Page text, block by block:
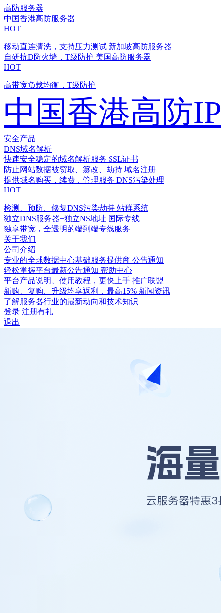
高防服务器
中国香港高防服务器
HOT
移动直连清洗，支持压力测试 新加坡高防服务器
自研抗D防火墙，T级防护 美国高防服务器
HOT
高带宽负载均衡，T级防护
中国香港高防IP
安全产品
DNS域名解析
快速安全稳定的域名解析服务 SSL证书
防止网站数据被窃取、篡改、劫持 域名注册
提供域名购买，续费，管理服务 DNS污染处理
HOT
检测、预防、修复DNS污染劫持 站群系统
独立DNS服务器+独立NS地址 国际专线
独享带宽，全透明的端到端专线服务
关于我们
公司介绍
专业的全球数据中心基础服务提供商 公告通知
轻松掌握平台最新公告通知 帮助中心
平台产品说明、使用教程，更快上手 推广联盟
新购、复购、升级均享返利，最高15% 新闻资讯
了解服务器行业的最新动向和技术知识
登录 注册有礼
退出